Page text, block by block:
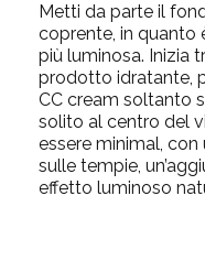
Metti da parte il
coprente, in quanto
più luminosa. Inizia
prodotto idratante,
CC cream soltanto
solito al centro del
essere minimal,
sulle tempie,
effetto luminoso